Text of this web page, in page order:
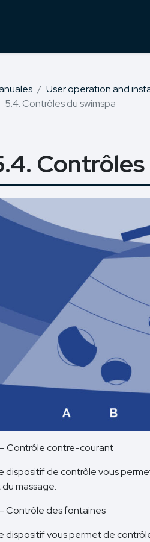
User operation and
5.4. Contrôles du swimspa
Contrôle contre-courant
dispositif de contrôle vous
massage.
Contrôle des fontaines
dispositif vous permet de